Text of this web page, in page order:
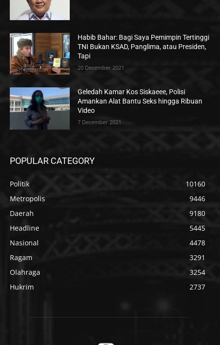
Habib Bahar: Bagi Saya Pemimpin Tertinggi
TNI Bukan KSAD, Panglima, atau Presiden,
Tapi
20 December 2021
Geledah Kamar Kos Siskaeee, Polisi
Amankan Alat Bantu Seks hingga Ribuan
Video
7 December 2021
POPULAR CATEGORY
Politik
10160
Metropolis
9446
Daerah
9180
Headline
5445
Nasional
4478
Ragam
3291
Olahraga
3254
Hukrim
2737